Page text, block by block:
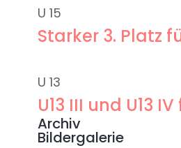
U 15
Starker 3. Platz
U 13
U13 III und U13
Archiv
Bildergalerie